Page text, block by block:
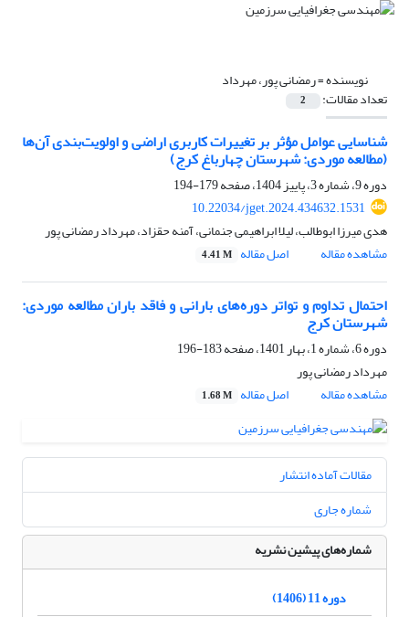
نویسنده =رمضانی پور، مهرداد
تعداد مقالات: 2
شناسایی عوامل مؤثر بر تغییرات کاربری اراضی و اولویت‌بندی آن‌ها
(مطالعه موردی:‌ شهرستان چهارباغ کرج)
دوره 9، شماره 3، پاییز 1404، صفحه
179-194
10.22034/jget.2024.434632.1531
هدی میرزا ابوطالب، لیلا ابراهیمی جنمانی، آمنه حقزاد، مهرداد رمضانی پور
مشاهده مقاله
اصل مقاله 4.41 M
احتمال تداوم و تواتر دوره‌های بارانی و فاقد باران مطالعه موردی:
شهرستان کرج
دوره 6، شماره 1، بهار 1401، صفحه
183-196
مهرداد رمضانی پور
مشاهده مقاله
اصل مقاله 1.68 M
مقالات آماده انتشار
شماره جاری
شماره‌های پیشین نشریه
دوره 11 (1406)